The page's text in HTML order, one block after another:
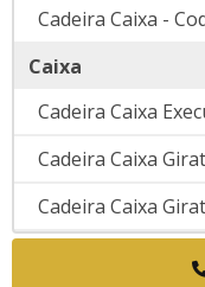
Cadeira Caixa -
Caixa
Cadeira Caixa
Cadeira Caixa
Cadeira Caixa
Cadeira Caixa